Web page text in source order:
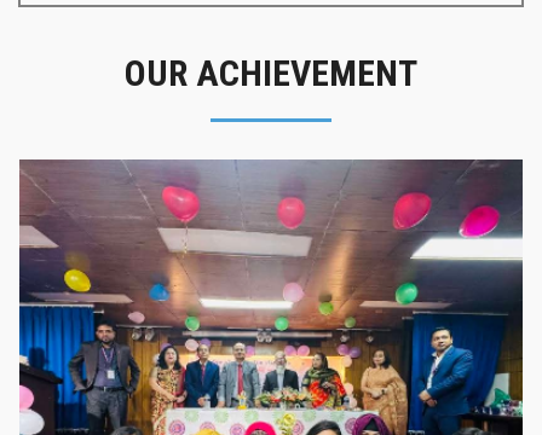
OUR ACHIEVEMENT
গৌরবের মুহূর্ত